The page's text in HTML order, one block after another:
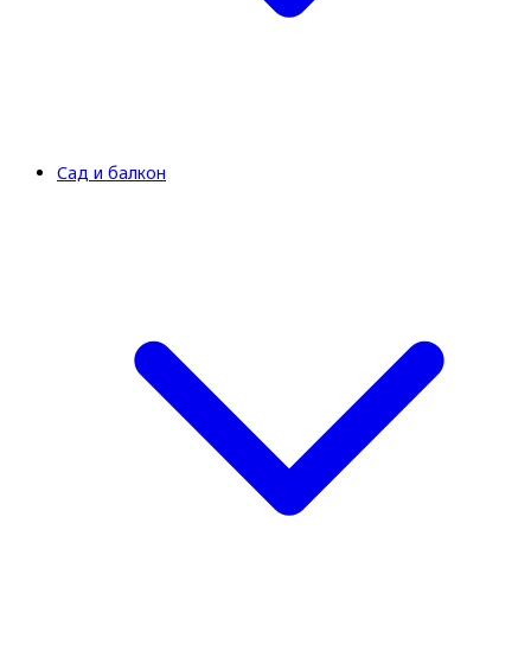
Сад и балкон